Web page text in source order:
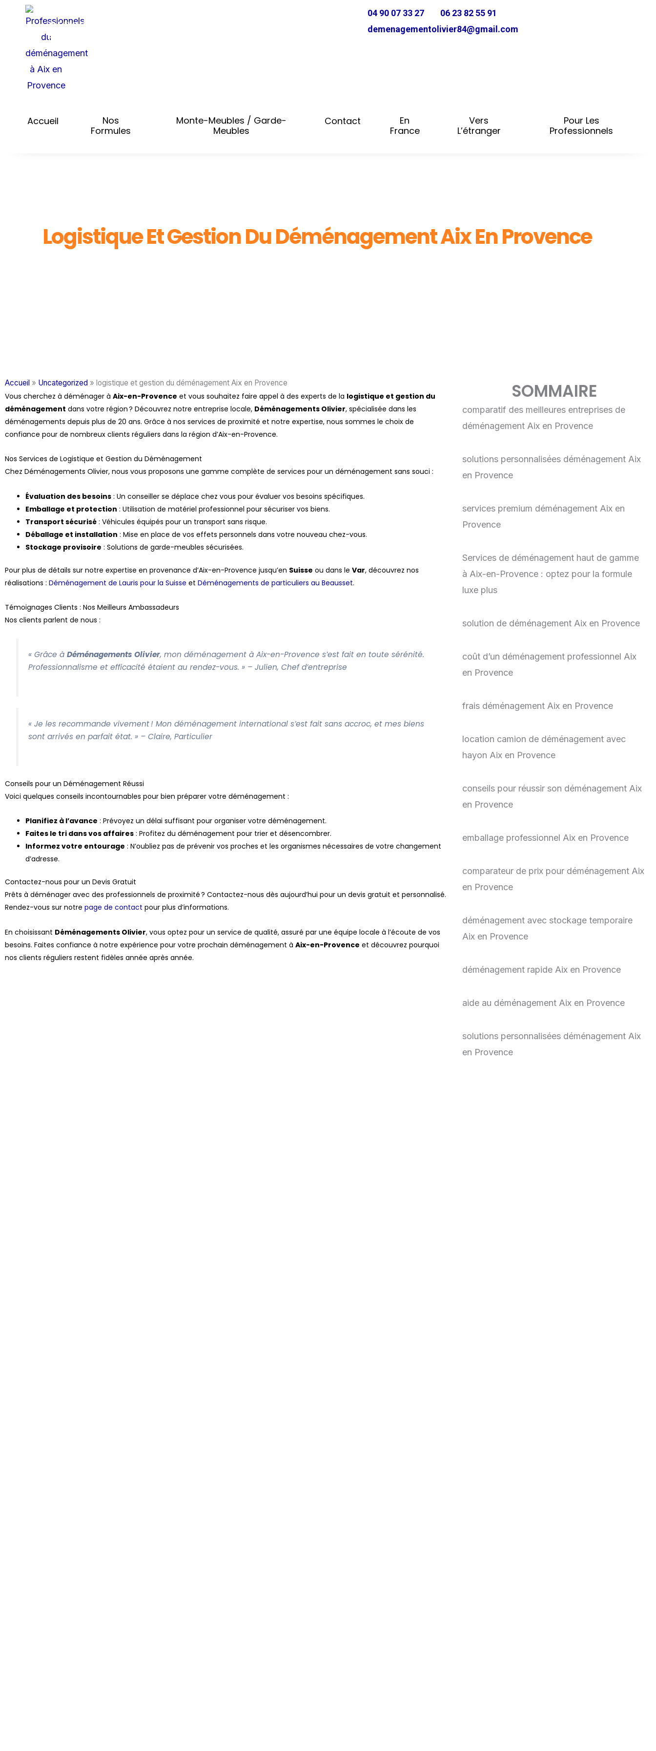
OLIVIER
RÉGIONAL - NATIONAL -
04 90 07 33 27
06 23 82 55 91
demenagementolivier84@gmail.com
Accueil
Nos
Formules
Monte-Meubles / Garde-
Meubles
Contact
En
France
Vers
L’étranger
Pour Les
Professionnels
Logistique Et Gestion Du Déménagement Aix En Provence
Accueil » Uncategorized » logistique et gestion du déménagement Aix en Provence
Vous cherchez à déménager à Aix-en-Provence et vous souhaitez faire appel à des experts de la logistique et gestion du
déménagement dans votre région ? Découvrez notre entreprise locale, Déménagements Olivier, spécialisée dans les
déménagements depuis plus de 20 ans. Grâce à nos services de proximité et notre expertise, nous sommes le choix de
confiance pour de nombreux clients réguliers dans la région d’Aix-en-Provence.
Nos Services de Logistique et Gestion du Déménagement
Chez Déménagements Olivier, nous vous proposons une gamme complète de services pour un déménagement sans souci :
Évaluation des besoins : Un conseiller se déplace chez vous pour évaluer vos besoins spécifiques.
Emballage et protection : Utilisation de matériel professionnel pour sécuriser vos biens.
Transport sécurisé : Véhicules équipés pour un transport sans risque.
Déballage et installation : Mise en place de vos effets personnels dans votre nouveau chez-vous.
Stockage provisoire : Solutions de garde-meubles sécurisées.
Pour plus de détails sur notre expertise en provenance d’Aix-en-Provence jusqu’en Suisse ou dans le Var, découvrez nos
réalisations : Déménagement de Lauris pour la Suisse et Déménagements de particuliers au Beausset.
Témoignages Clients : Nos Meilleurs Ambassadeurs
Nos clients parlent de nous :
« Grâce àDéménagements Olivier, mon déménagement à Aix-en-Provence s’est fait en toute sérénité.
Professionnalisme et efficacité étaient au rendez-vous. » – Julien, Chef d’entreprise
« Je les recommande vivement ! Mon déménagement international s’est fait sans accroc, et mes biens
sont arrivés en parfait état. » – Claire, Particulier
Conseils pour un Déménagement Réussi
Voici quelques conseils incontournables pour bien préparer votre déménagement :
Planifiez à l’avance : Prévoyez un délai suffisant pour organiser votre déménagement.
Faites le tri dans vos affaires : Profitez du déménagement pour trier et désencombrer.
Informez votre entourage : N’oubliez pas de prévenir vos proches et les organismes nécessaires de votre changement
d’adresse.
Contactez-nous pour un Devis Gratuit
Prêts à déménager avec des professionnels de proximité ? Contactez-nous dès aujourd’hui pour un devis gratuit et personnalisé.
Rendez-vous sur notre page de contact pour plus d’informations.
En choisissant Déménagements Olivier, vous optez pour un service de qualité, assuré par une équipe locale à l’écoute de vos
besoins. Faites confiance à notre expérience pour votre prochain déménagement à Aix-en-Provence et découvrez pourquoi
nos clients réguliers restent fidèles année après année.
SOMMAIRE
comparatif des meilleures entreprises de
déménagement Aix en Provence
solutions personnalisées déménagement Aix
en Provence
services premium déménagement Aix en
Provence
Services de déménagement haut de gamme
à Aix-en-Provence : optez pour la formule
luxe plus
solution de déménagement Aix en Provence
coût d’un déménagement professionnel Aix
en Provence
frais déménagement Aix en Provence
location camion de déménagement avec
hayon Aix en Provence
conseils pour réussir son déménagement Aix
en Provence
emballage professionnel Aix en Provence
comparateur de prix pour déménagement Aix
en Provence
déménagement avec stockage temporaire
Aix en Provence
déménagement rapide Aix en Provence
aide au déménagement Aix en Provence
solutions personnalisées déménagement Aix
en Provence